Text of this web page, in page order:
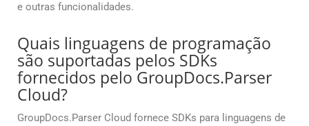
e outras funcionalidades.
Quais linguagens de programação
são suportadas pelos SDKs
fornecidos pelo GroupDocs.Parser
Cloud?
GroupDocs.Parser Cloud fornece SDKs para linguagens de